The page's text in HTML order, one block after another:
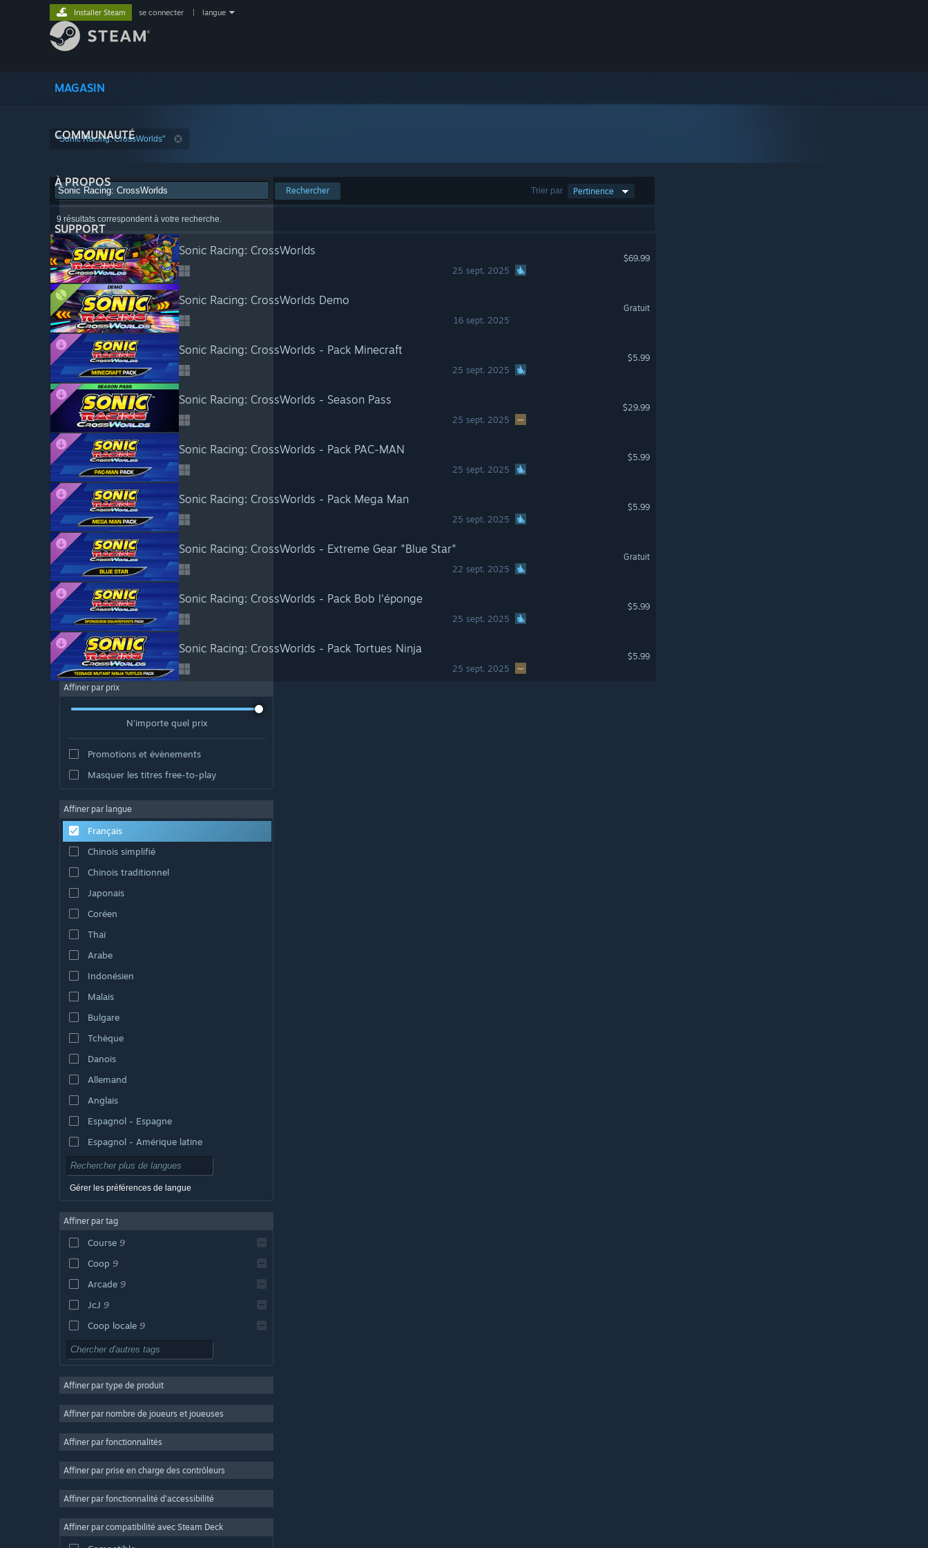
MAGASIN
COMMUNAUTÉ
À PROPOS
SUPPORT
Installer Steam se connecter langue
"Sonic Racing: CrossWorlds"
Trier par Pertinence
Rechercher
9 résultats correspondent à votre recherche.
Sonic Racing: CrossWorlds
25 sept. 2025
$69.99
Sonic Racing: CrossWorlds Demo
16 sept. 2025
Gratuit
Sonic Racing: CrossWorlds - Pack Minecraft
25 sept. 2025
$5.99
Sonic Racing: CrossWorlds - Season Pass
25 sept. 2025
$29.99
Sonic Racing: CrossWorlds - Pack PAC-MAN
25 sept. 2025
$5.99
Sonic Racing: CrossWorlds - Pack Mega Man
25 sept. 2025
$5.99
Sonic Racing: CrossWorlds - Extreme Gear "Blue Star"
22 sept. 2025
Gratuit
Sonic Racing: CrossWorlds - Pack Bob l'éponge
25 sept. 2025
$5.99
Sonic Racing: CrossWorlds - Pack Tortues Ninja
25 sept. 2025
$5.99
Affiner par prix
N'importe quel prix
Promotions et évènements
Masquer les titres free-to-play
Affiner par langue
Français
Chinois simplifié
Chinois traditionnel
Japonais
Coréen
Thaï
Arabe
Indonésien
Malais
Bulgare
Tchèque
Danois
Allemand
Anglais
Espagnol - Espagne
Espagnol - Amérique latine
Gérer les préférences de langue
Affiner par tag
Course 9
Coop 9
Arcade 9
JcJ 9
Coop locale 9
Coop en ligne 9
Course et combat
Action et aventure
3D
Campagne en coop 9
4 personnes en local 9
Affiner par type de produit
Affiner par nombre de joueurs et joueuses
Affiner par fonctionnalités
Affiner par prise en charge des contrôleurs
Affiner par fonctionnalité d'accessibilité
Affiner par compatibilité avec Steam Deck